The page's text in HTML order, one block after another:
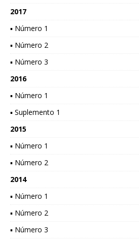
2017
▪ Número 1
▪ Número 2
▪ Número 3
2016
▪ Número 1
▪ Suplemento 1
2015
▪ Número 1
▪ Número 2
2014
▪ Número 1
▪ Número 2
▪ Número 3